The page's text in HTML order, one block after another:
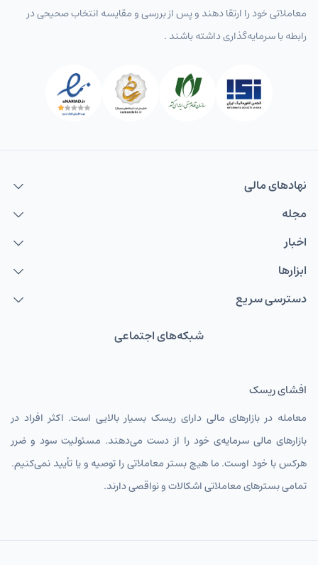
معاملاتی خود را ارتقا دهند و پس از بررسی و مقایسه انتخاب‌ صحیحی در
رابطه با سرمایه‌گذاری داشته باشند .
نهاد‌های مالی
مجله
اخبار
ابزارها
دسترسی سریع
شبکه‌های اجتماعی
افشای ریسک
معامله در بازارهای مالی دارای ریسک بسیار بالایی است. اکثر افراد در
بازارهای مالی سرمایه‌ی خود را از دست می‌دهند. مسئولیت سود و ضرر
هرکس با خود اوست. ما هیچ بستر معاملاتی را توصیه و یا تأیید نمی‌کنیم.
تمامی بسترهای معاملاتی اشکالات و نواقصی دارند.